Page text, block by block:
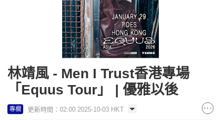
林靖風 - Men I Trust香港專場
「Equus Tour」 | 優雅以後
專欄 更新時間：02:00 2025-10-03 HKT